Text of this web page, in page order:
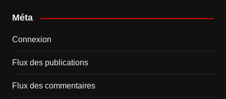
Méta
Connexion
Flux des publications
Flux des commentaires